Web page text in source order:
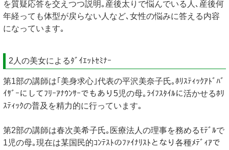
を質疑応答を交えつつ説明｡産後太りで悩んでいる人､産後何
年経っても体型が戻らない人など､女性の悩みに答える内容
になっています｡
2人の美女によるﾀﾞｲｴｯﾄｾﾐﾅｰ
第1部の講師は｢美身求心｣代表の平沢美奈子氏｡ﾎﾘｽﾃｨｯｸｱﾄﾞﾊﾞ
ｲｻﾞｰにしてﾌﾘｰｱﾅｳﾝｻｰでもあり5児の母｡ﾗｲﾌｽﾀｲﾙに活かせるﾎﾘ
ｽﾃｨｯｸの普及を精力的に行っています｡
第2部の講師は春次美希子氏｡医療法人の理事を務めるﾓﾃﾞﾙで
1児の母｡現在は某国民的ｺﾝﾃｽﾄのﾌｧｲﾅﾘｽﾄとなり各種ﾒﾃﾞｨｱで